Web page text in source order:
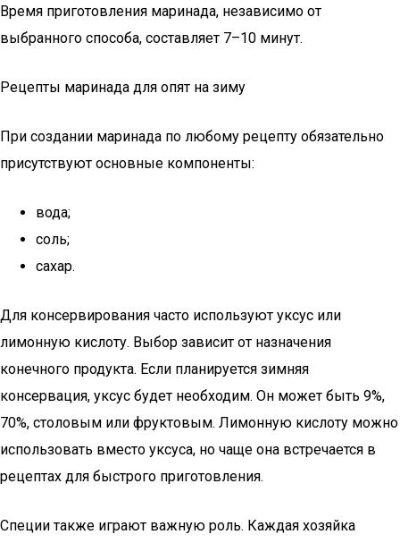
Время приготовления маринада, независимо от
выбранного способа, составляет 7–10 минут.
Рецепты маринада для опят на зиму
При создании маринада по любому рецепту обязательно
присутствуют основные компоненты:
вода;
соль;
сахар.
Для консервирования часто используют уксус или
лимонную кислоту. Выбор зависит от назначения
конечного продукта. Если планируется зимняя
консервация, уксус будет необходим. Он может быть 9%,
70%, столовым или фруктовым. Лимонную кислоту можно
использовать вместо уксуса, но чаще она встречается в
рецептах для быстрого приготовления.
Специи также играют важную роль. Каждая хозяйка